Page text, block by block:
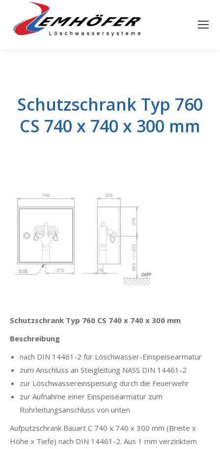
Schutzschrank Typ 760
CS 740 x 740 x 300 mm
Schutzschrank Typ 760 CS 740 x 740 x 300 mm
Beschreibung
nach DIN 14461-2 für Löschwasser-Einspeisearmatur
zum Anschluss an Steigleitung NASS DIN 14461-2
zur Löschwassereinspeisung durch die Feuerwehr
zur Aufnahme einer Einspeisearmatur zum
Rohrleitungsanschluss von unten
Aufputzschrank Bauart C 740 x 740 x 300 mm (Breite x
Höhe x Tiefe) nach DIN 14461-2. Aus 1 mm verzinktem